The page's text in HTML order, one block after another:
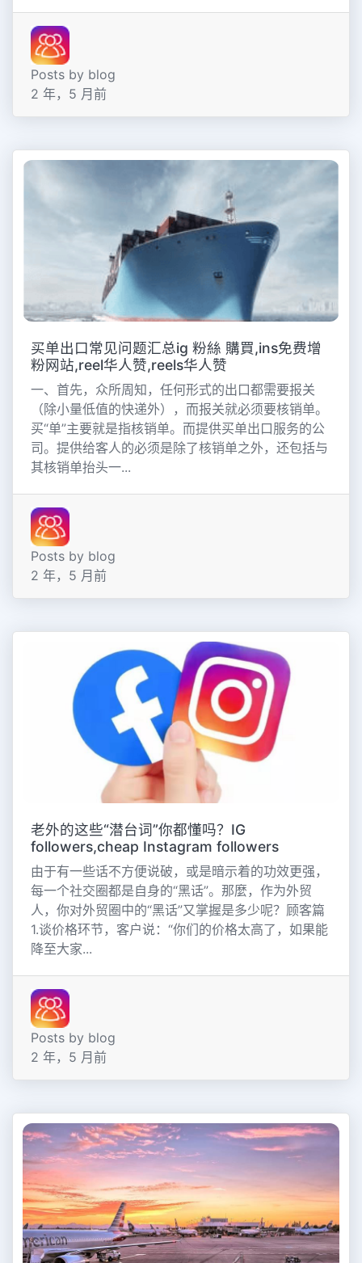
Posts by blog
2 年，5 月前
买单出口常见问题汇总ig 粉絲 購買,ins免费增
粉网站,reel华人赞,reels华人赞
一、首先，众所周知，任何形式的出口都需要报关
（除小量低值的快递外），而报关就必须要核销单。
买“单”主要就是指核销单。而提供买单出口服务的公
司。提供给客人的必须是除了核销单之外，还包括与
其核销单抬头一...
Posts by blog
2 年，5 月前
老外的这些“潜台词”你都懂吗？IG
followers,cheap Instagram followers
由于有一些话不方便说破，或是暗示着的功效更强，
每一个社交圈都是自身的“黑话”。那麼，作为外贸
人，你对外贸圈中的“黑话”又掌握是多少呢？顾客篇
1.谈价格环节，客户说：“你们的价格太高了，如果能
降至大家...
Posts by blog
2 年，5 月前